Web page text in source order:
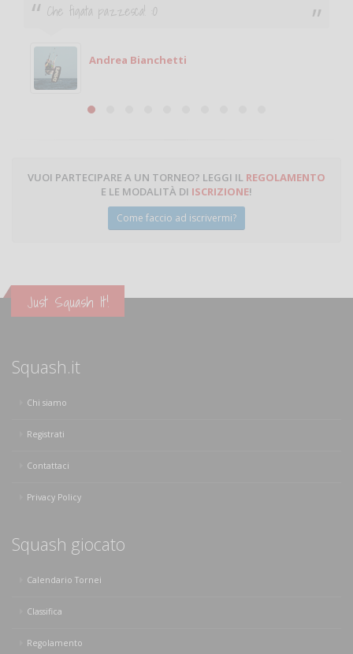
Ciao. Sono a Treviglio da poco e vorrei tornare a
giocare. Se sei in zona e puoi giocare fammi sapere.
Michele
Michele Miglionico
VUOI PARTECIPARE A UN TORNEO? LEGGI IL REGOLAMENTO
E LE MODALITÀ DI ISCRIZIONE!
Come faccio ad iscrivermi?
Just Squash It!
Squash.it
Chi siamo
Registrati
Contattaci
Privacy Policy
Squash giocato
Calendario Tornei
Classifica
Regolamento